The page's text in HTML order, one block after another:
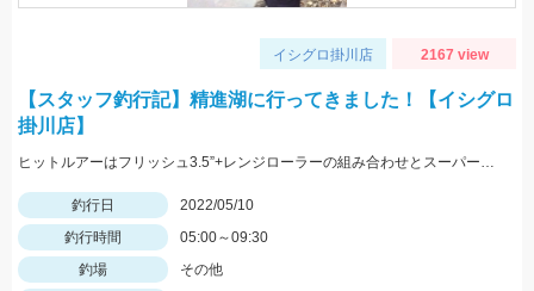
イシグロ掛川店 2167 view
【スタッフ釣行記】精進湖に行ってきました！【イシグロ
掛川店】
ヒットルアーはフリッシュ3.5”+レンジローラーの組み合わせとスーパースレッジでした！
釣行日
2022/05/10
釣行時間
05:00～09:30
釣場
その他